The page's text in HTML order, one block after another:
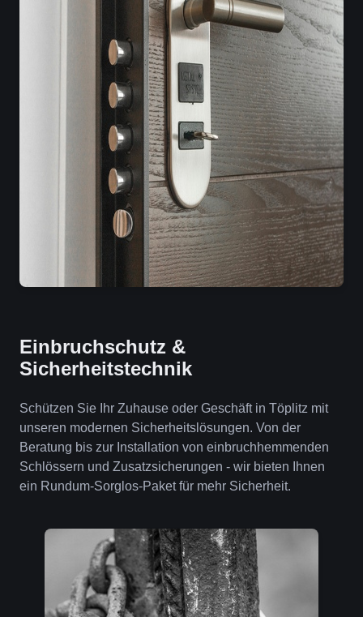
Einbruchschutz &
Sicherheitstechnik
Schützen Sie Ihr Zuhause oder Geschäft in Töplitz mit
unseren modernen Sicherheitslösungen. Von der
Beratung bis zur Installation von einbruchhemmenden
Schlössern und Zusatzsicherungen - wir bieten Ihnen
ein Rundum-Sorglos-Paket für mehr Sicherheit.